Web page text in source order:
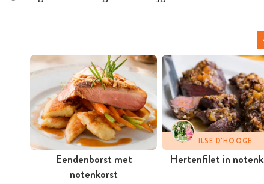
Eendenborst met
notenkorst
ILSE D'HOOGE
Hertenfilet in